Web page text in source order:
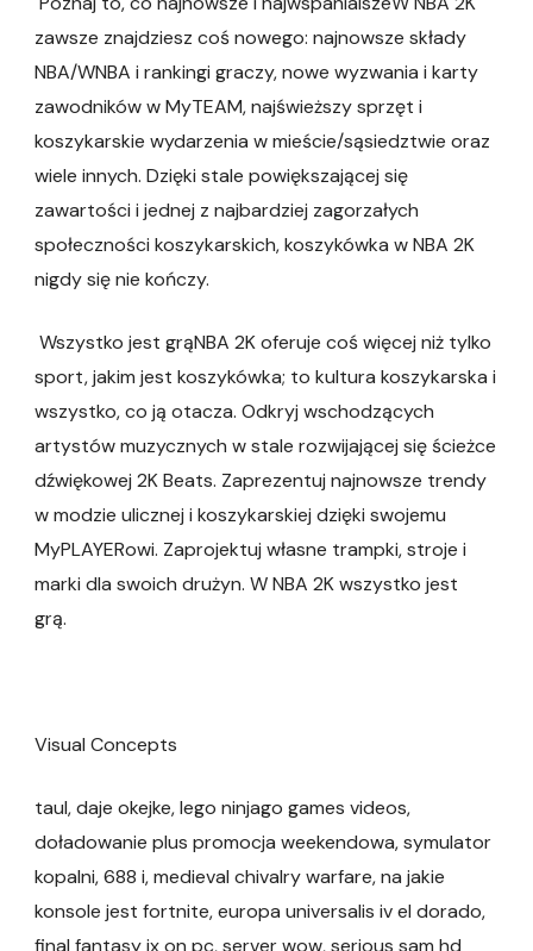
zawsze znajdziesz coś nowego: najnowsze składy
NBA/WNBA i rankingi graczy, nowe wyzwania i karty
zawodników w MyTEAM, najświeższy sprzęt i
koszykarskie wydarzenia w mieście/sąsiedztwie oraz
wiele innych. Dzięki stale powiększającej się
zawartości i jednej z najbardziej zagorzałych
społeczności koszykarskich, koszykówka w NBA 2K
nigdy się nie kończy.
Wszystko jest grąNBA 2K oferuje coś więcej niż tylko
sport, jakim jest koszykówka; to kultura koszykarska i
wszystko, co ją otacza. Odkryj wschodzących
artystów muzycznych w stale rozwijającej się ścieżce
dźwiękowej 2K Beats. Zaprezentuj najnowsze trendy
w modzie ulicznej i koszykarskiej dzięki swojemu
MyPLAYERowi. Zaprojektuj własne trampki, stroje i
marki dla swoich drużyn. W NBA 2K wszystko jest
grą.
Visual Concepts
taul, daje okejke, lego ninjago games videos,
doładowanie plus promocja weekendowa, symulator
kopalni, 688 i, medieval chivalry warfare, na jakie
konsole jest fortnite, europa universalis iv el dorado,
final fantasy ix on pc, server wow, serious sam hd